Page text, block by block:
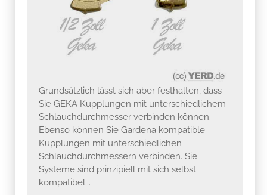
Sie GEKA Kupplungen mit unterschiedlichem
Schlauchdurchmesser verbinden können.
Ebenso können Sie Gardena kompatible
Kupplungen mit unterschiedlichen
Schlauchdurchmessern verbinden. Sie
Systeme sind prinzipiell mit sich selbst
kompatibel...